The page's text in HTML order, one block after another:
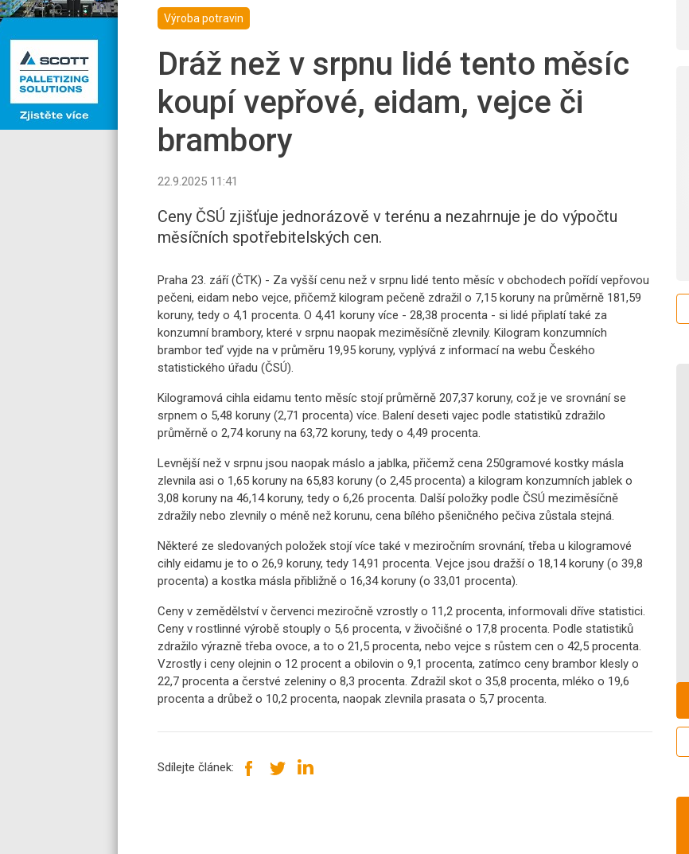
Výroba potravin
Dráž než v srpnu lidé tento měsíc
koupí vepřové, eidam, vejce či
brambory
22.9.2025 11:41
Ceny ČSÚ zjišťuje jednorázově v terénu a nezahrnuje je do výpočtu
měsíčních spotřebitelských cen.
Praha 23. září (ČTK) - Za vyšší cenu než v srpnu lidé tento měsíc v obchodech pořídí vepřovou
pečeni, eidam nebo vejce, přičemž kilogram pečeně zdražil o 7,15 koruny na průměrně 181,59
koruny, tedy o 4,1 procenta. O 4,41 koruny více - 28,38 procenta - si lidé připlatí také za
konzumní brambory, které v srpnu naopak meziměsíčně zlevnily. Kilogram konzumních
brambor teď vyjde na v průměru 19,95 koruny, vyplývá z informací na webu Českého
statistického úřadu (ČSÚ).
Kilogramová cihla eidamu tento měsíc stojí průměrně 207,37 koruny, což je ve srovnání se
srpnem o 5,48 koruny (2,71 procenta) více. Balení deseti vajec podle statistiků zdražilo
průměrně o 2,74 koruny na 63,72 koruny, tedy o 4,49 procenta.
Levnější než v srpnu jsou naopak máslo a jablka, přičemž cena 250gramové kostky másla
zlevnila asi o 1,65 koruny na 65,83 koruny (o 2,45 procenta) a kilogram konzumních jablek o
3,08 koruny na 46,14 koruny, tedy o 6,26 procenta. Další položky podle ČSÚ meziměsíčně
zdražily nebo zlevnily o méně než korunu, cena bílého pšeničného pečiva zůstala stejná.
Některé ze sledovaných položek stojí více také v meziročním srovnání, třeba u kilogramové
cihly eidamu je to o 26,9 koruny, tedy 14,91 procenta. Vejce jsou dražší o 18,14 koruny (o 39,8
procenta) a kostka másla přibližně o 16,34 koruny (o 33,01 procenta).
Ceny v zemědělství v červenci meziročně vzrostly o 11,2 procenta, informovali dříve statistici.
Ceny v rostlinné výrobě stouply o 5,6 procenta, v živočišné o 17,8 procenta. Podle statistiků
zdražilo výrazně třeba ovoce, a to o 21,5 procenta, nebo vejce s růstem cen o 42,5 procenta.
Vzrostly i ceny olejnin o 12 procent a obilovin o 9,1 procenta, zatímco ceny brambor klesly o
22,7 procenta a čerstvé zeleniny o 8,3 procenta. Zdražil skot o 35,8 procenta, mléko o 19,6
procenta a drůbež o 10,2 procenta, naopak zlevnila prasata o 5,7 procenta.
Sdílejte článek: